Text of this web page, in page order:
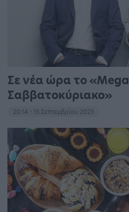
Σε νέα ώρα το «Mega
Σαββατοκύριακο»
20:14 - 15 Σεπτεμβρίου 2023